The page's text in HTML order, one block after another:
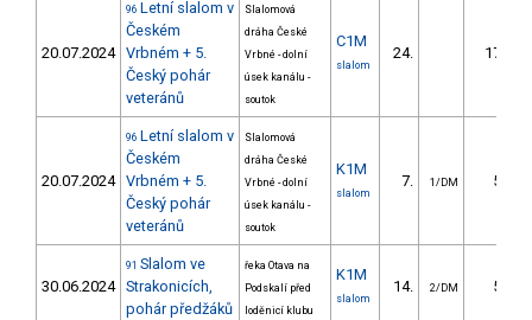
20.07.2024
96 Letní slalom v
Českém
Vrbném + 5.
Český pohár
veteránů
Slalomová
dráha České
Vrbné - dolní
úsek kanálu -
soutok
C1M
slalom
24. 17.27
20.07.2024
96 Letní slalom v
Českém
Vrbném + 5.
Český pohár
veteránů
Slalomová
dráha České
Vrbné - dolní
úsek kanálu -
soutok
K1M
slalom
7. 1/DM 5.54
30.06.2024
91 Slalom ve
Strakonicích,
pohár předžáků
řeka Otava na
Podskalí před
loděnicí klubu
K1M
slalom
14. 2/DM 5.60